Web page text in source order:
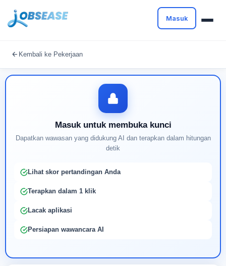
Masuk
Kembali ke Pekerjaan
Masuk untuk membuka kunci
Dapatkan wawasan yang didukung AI dan terapkan dalam hitungan
detik
Lihat skor pertandingan Anda
Terapkan dalam 1 klik
Lacak aplikasi
Persiapan wawancara AI
Buat profil Anda untuk membuka kunci pencocokan